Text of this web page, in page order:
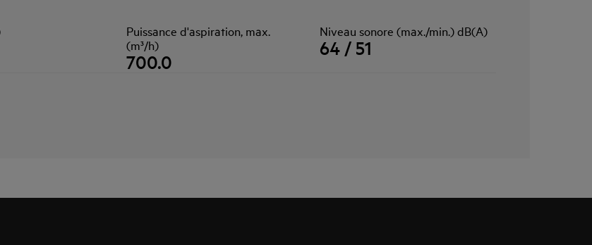
Puissance d'aspiration, max.
(m³/h)
700.0
Niveau sonore (max./min.) dB(A)
64 / 51